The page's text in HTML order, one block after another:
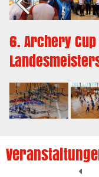
6. Archery